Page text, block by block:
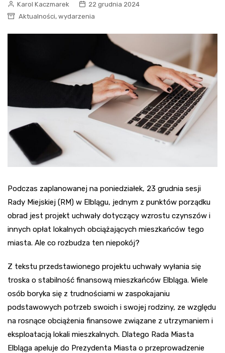
Karol Kaczmarek
22 grudnia 2024
Aktualności, wydarzenia
Podczas zaplanowanej na poniedziałek, 23 grudnia sesji
Rady Miejskiej (RM) w Elblągu, jednym z punktów porządku
obrad jest projekt uchwały dotyczący wzrostu czynszów i
innych opłat lokalnych obciążających mieszkańców tego
miasta. Ale co rozbudza ten niepokój?
Z tekstu przedstawionego projektu uchwały wyłania się
troska o stabilność finansową mieszkańców Elbląga. Wiele
osób boryka się z trudnościami w zaspokajaniu
podstawowych potrzeb swoich i swojej rodziny, ze względu
na rosnące obciążenia finansowe związane z utrzymaniem i
eksploatacją lokali mieszkalnych. Dlatego Rada Miasta
Elbląga apeluje do Prezydenta Miasta o przeprowadzenie